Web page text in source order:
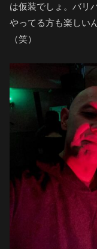
は仮装でしょ。バリ
やってる方も楽しい
（笑）